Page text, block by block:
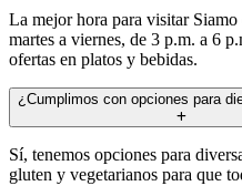
La mejor hora para visitar
martes a viernes, de 3 p.m. a 6
ofertas en platos y bebidas.
¿Cumplimos con opciones para
Sí, tenemos opciones para
gluten y vegetarianos para que